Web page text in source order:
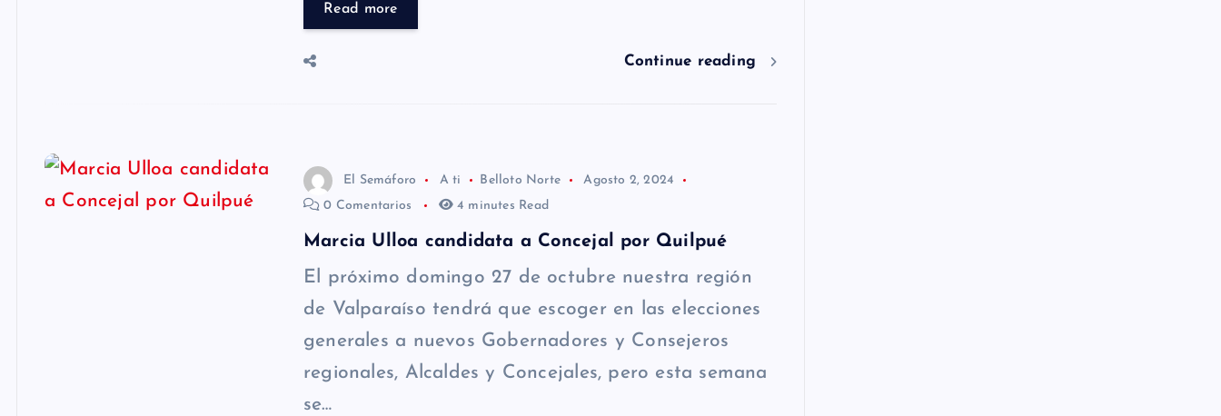
Read more
Continue reading
El Semáforo A ti Belloto Norte
Agosto 2, 2024
0 Comentarios
4 minutes Read
Marcia Ulloa candidata a Concejal por Quilpué
El próximo domingo 27 de octubre nuestra región
de Valparaíso tendrá que escoger en las elecciones
generales a nuevos Gobernadores y Consejeros
regionales, Alcaldes y Concejales, pero esta semana
se…